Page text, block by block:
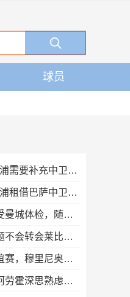
球员
HWG确认！罗马诺：利物浦需要补充中卫深度，如今出手签下阿劳霍
突发HWG！罗马诺：利物浦租借巴萨中卫阿劳霍达口头协议
罗马诺：鲁利将在周一接受曼城体检，随后官宣
官方：阿斯拉尼因健康问题不会转会莱比锡，将留在霍芬海姆
皇马抵达布达佩斯参加友谊赛，穆里尼奥为等候的球迷签名
记者：租借加盟利物浦是阿劳霍深思熟虑的决定，红军承担全部工资